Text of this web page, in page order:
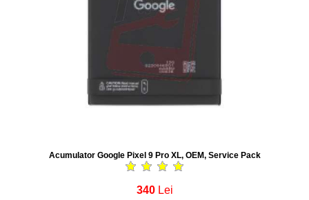
Acumulator Google Pixel 9 Pro XL, OEM, Service Pack
340 Lei